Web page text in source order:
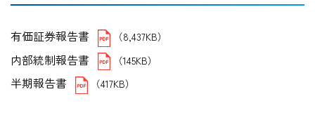
有価証券報告書 （8,437KB）
内部統制報告書 （145KB）
半期報告書 （417KB）